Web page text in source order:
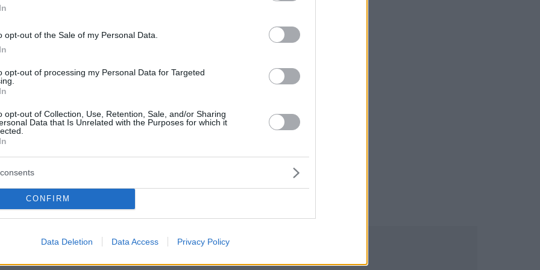
opt-out of the Sale of my Personal Data.
opt-out of processing my Personal Data for Targeted
opt-out of Collection, Use, Retention, Sale, and/or Sharing
Data that Is Unrelated with the Purposes for which it
CONFIRM
Data Deletion Data Access Privacy Policy
(Αταλάντα)
(Μπενφίκα)
(Γκαζιαντέπ)